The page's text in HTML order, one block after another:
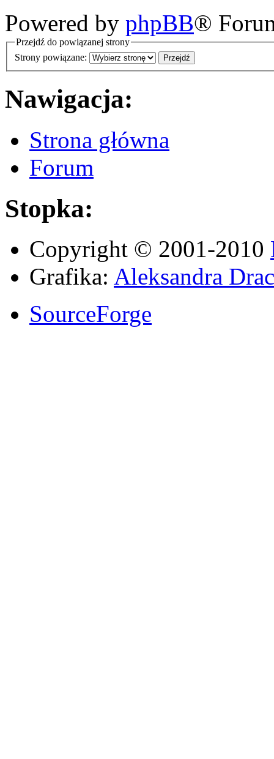
Powered by phpBB®
Przejdź do powiązanej strony
Strony powiązane:
Nawigacja:
Strona główna
Forum
Stopka:
Copyright © 2001-2010
Grafika: Aleksandra
SourceForge